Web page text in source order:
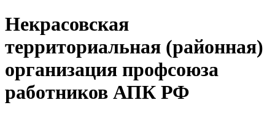
Некрасовская
территориальная (районная)
организация профсоюза
работников АПК РФ